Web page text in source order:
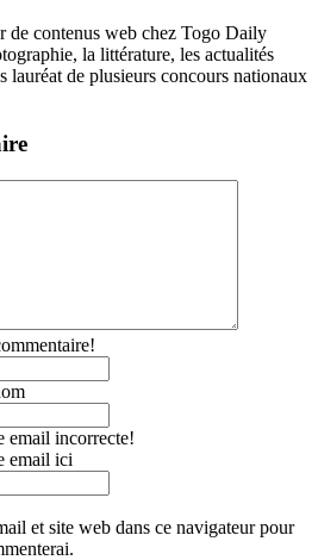
de contenus web chez Togo Daily
la littérature, les actualités
lauréat de plusieurs concours nationaux
email incorrecte!
email ici
et site web dans ce navigateur pour